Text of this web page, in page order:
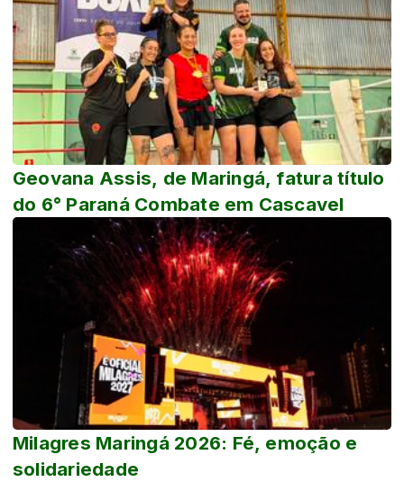
Geovana Assis, de Maringá, fatura título
do 6° Paraná Combate em Cascavel
Milagres Maringá 2026: Fé, emoção e
solidariedade